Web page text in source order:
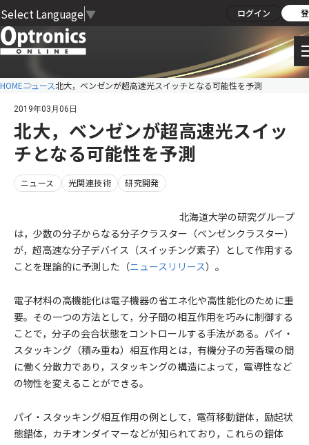
Select Language ▼ ログイン
HOMEニュース北大，ベンゼンが超高速光スイッチとなる可能性を予測
2019年03月06日
北大，ベンゼンが超高速光スイッ
チとなる可能性を予測
ニュース 光関連技術 研究開発
北海道大学の研究グループ
は，少数の分子からなる分子クラスター（ベンゼンクラスター）
が，超高速な分子デバイス（スイッチング素子）として作用する
ことを理論的に予測した（ニュースリリース）。
電子材料の高機能化は電子機器の省エネ化や高性能化のために重
要。その一つの方法として，分子間の相互作用を巧みに制御する
ことで，分子の会合状態をコントロールする手法がある。パイ・
スタッキング（積み重ね）相互作用とは，有機分子の芳香環の間
に働く分散力であり，スタッキングの構造によって，電導性など
の物性を変えることができる。
パイ・スタッキング相互作用の例として，電荷移動錯体，励起状
態錯体，カチオンダイマーなどが知られており，これらの錯体